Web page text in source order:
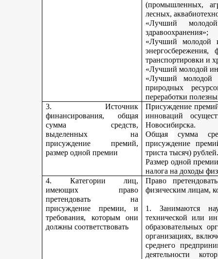
(промышленных,
лесных,
«Лучший
здравоохранения»;
«Лучший молодой
транспортировки и
«Лучший молодой
«Лучший молодой
природных
переработки
3. Источник
финансирования, общая
сумма средств,
выделенных на
присуждение премий,
размер одной премии
Присуждение
инноваций
Новосибирска.
Общая сумма
присуждение
триста тысяч)
Размер одной
налога на доходы
4. Категории лиц,
имеющих право
претендовать на
присуждение премии, и
требования, которым они
должны соответствовать
Право
физическим лицам,
1. Занимаются
технической или
образовательных
организациях,
среднего
деятельности